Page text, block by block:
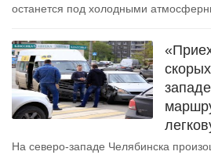
останется под холодными
На северо-западе Челябинска